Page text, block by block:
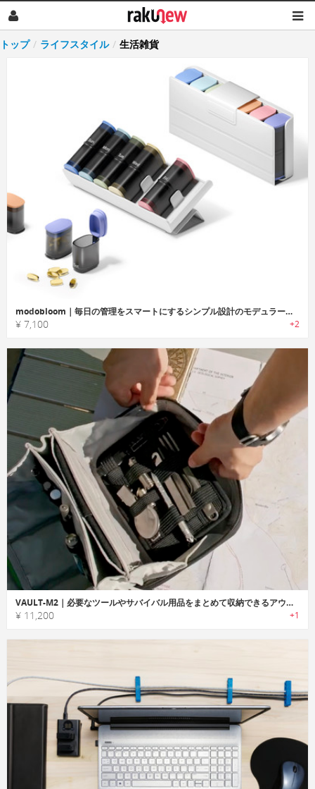
トップ / ライフスタイル / 生活雑貨
modobloom｜毎日の管理をスマートにするシンプル設計のモデュラーサプリオーガナイザー
¥ 7,100 +2
VAULT-M2｜必要なツールやサバイバル用品をまとめて収納できるアウトドア向けEDCオーガナイザー
¥ 11,200 +1